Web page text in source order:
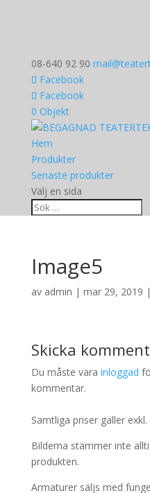
08-640 92 90
Facebook
Facebook
0 Objekt
Hem
Produkter
Senaste produkter
Välj en sida
Image5
av admin | mar 29, 2019 |
Skicka
Du måste vara inloggad
kommentar.
Samtliga priser gäller
Bilderna stämmer inte
produkten.
Armaturer säljs med